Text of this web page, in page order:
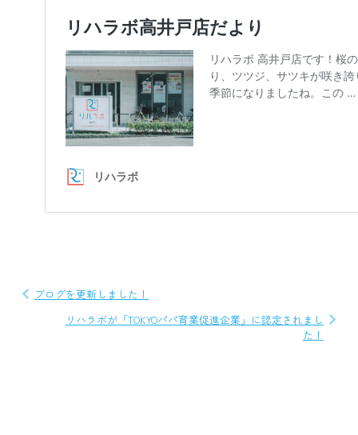
投
ブログを更新しました！
リハラボが「TOKYOパパ育業促進企業」に認定されまし
た！